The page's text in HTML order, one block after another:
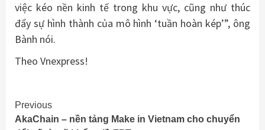
việc kéo nền kinh tế trong khu vực, cũng như thúc
đẩy sự hình thành của mô hình ‘tuần hoàn kép’”, ông
Bành nói.
Theo Vnexpress!
Continue
Previous
AkaChain – nền tảng Make in Vietnam cho chuyển